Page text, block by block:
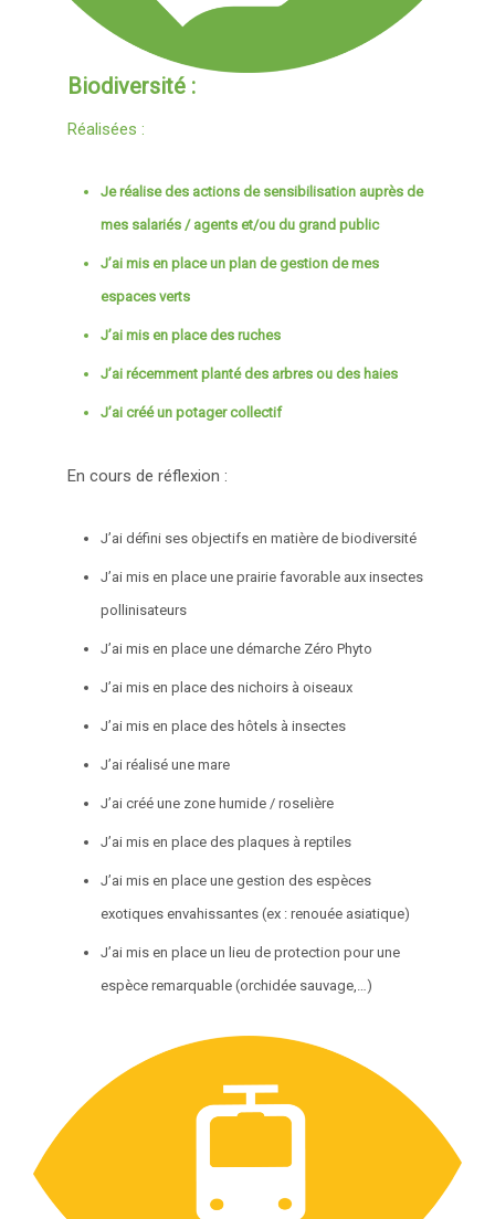
Biodiversité :
Réalisées :
Je réalise des actions de sensibilisation auprès de
mes salariés / agents et/ou du grand public
J’ai mis en place un plan de gestion de mes
espaces verts
J’ai mis en place des ruches
J’ai récemment planté des arbres ou des haies
J’ai créé un potager collectif
En cours de réflexion :
J’ai défini ses objectifs en matière de biodiversité
J’ai mis en place une prairie favorable aux insectes
pollinisateurs
J’ai mis en place une démarche Zéro Phyto
J’ai mis en place des nichoirs à oiseaux
J’ai mis en place des hôtels à insectes
J’ai réalisé une mare
J’ai créé une zone humide / roselière
J’ai mis en place des plaques à reptiles
J’ai mis en place une gestion des espèces
exotiques envahissantes (ex : renouée asiatique)
J’ai mis en place un lieu de protection pour une
espèce remarquable (orchidée sauvage,…)